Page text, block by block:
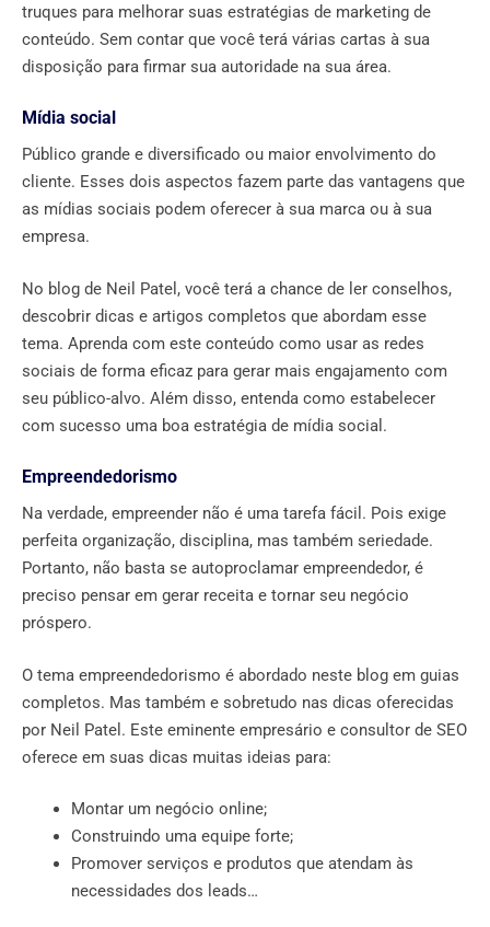
truques para melhorar suas estratégias de marketing de
conteúdo. Sem contar que você terá várias cartas à sua
disposição para firmar sua autoridade na sua área.
Mídia social
Público grande e diversificado ou maior envolvimento do
cliente. Esses dois aspectos fazem parte das vantagens que
as mídias sociais podem oferecer à sua marca ou à sua
empresa.
No blog de Neil Patel, você terá a chance de ler conselhos,
descobrir dicas e artigos completos que abordam esse
tema. Aprenda com este conteúdo como usar as redes
sociais de forma eficaz para gerar mais engajamento com
seu público-alvo. Além disso, entenda como estabelecer
com sucesso uma boa estratégia de mídia social.
Empreendedorismo
Na verdade, empreender não é uma tarefa fácil. Pois exige
perfeita organização, disciplina, mas também seriedade.
Portanto, não basta se autoproclamar empreendedor, é
preciso pensar em gerar receita e tornar seu negócio
próspero.
O tema empreendedorismo é abordado neste blog em guias
completos. Mas também e sobretudo nas dicas oferecidas
por Neil Patel. Este eminente empresário e consultor de SEO
oferece em suas dicas muitas ideias para:
Montar um negócio online;
Construindo uma equipe forte;
Promover serviços e produtos que atendam às
necessidades dos leads…